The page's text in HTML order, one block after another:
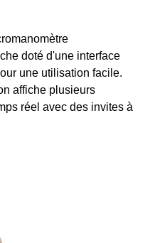
doté d'une interface
une utilisation facile.
affiche plusieurs
réel avec des invites à